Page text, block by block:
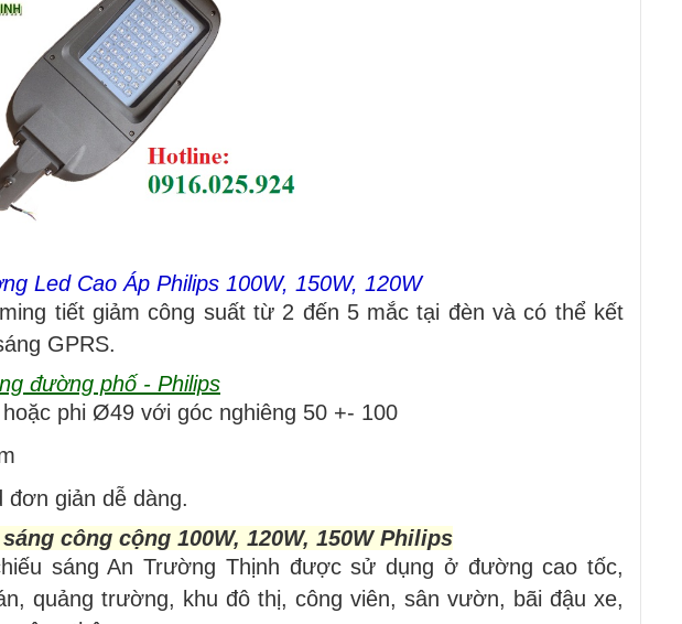
Led Cao Áp Philips 100W, 150W, 120W
tiết giảm công suất từ 2 đến 5 mắc tại đèn và có thể kết
GPRS.
đường phố - Philips
phi Ø49 với góc nghiêng 50 +- 100
đơn giản dễ dàng.
công cộng 100W, 120W, 150W Philips
sáng An Trường Thịnh được sử dụng ở đường cao tốc,
quảng trường, khu đô thị, công viên, sân vườn, bãi đậu xe,